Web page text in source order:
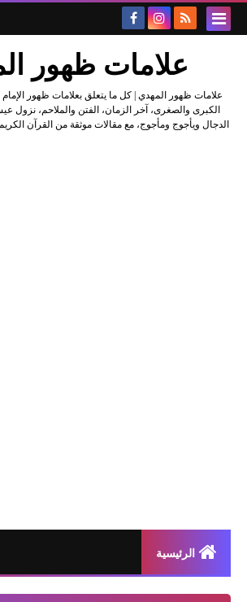
علامات ظهور
علامات ظهور المهدي | كل ما يتعلق بعلامات ظهور
الكبرى والصغرى، آخر الزمان، الفتن والملاحم، نزول
الدجال ويأجوج ومأجوج، مع مقالات موثقة من القرآن
الرئيسية